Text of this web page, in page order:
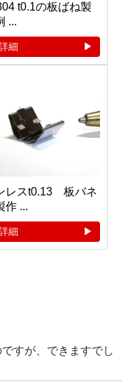
t0.1の板ばね製
...
細
レスt0.13 板バネ
作 ...
細
すが、できますでし